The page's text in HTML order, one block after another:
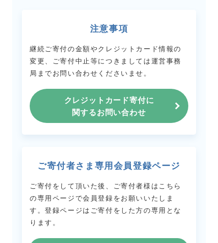
注意事項
継続ご寄付の金額やクレジットカード情報の
変更、ご寄付中止等につきましては運営事務
局までお問い合わせくださいませ。
クレジットカード寄付に
関するお問い合わせ
ご寄付者さま専用会員登録ページ
ご寄付をして頂いた後、ご寄付者様はこちら
の専用ページで会員登録をお願いいたしま
す。登録ページはご寄付をした方の専用とな
ります。